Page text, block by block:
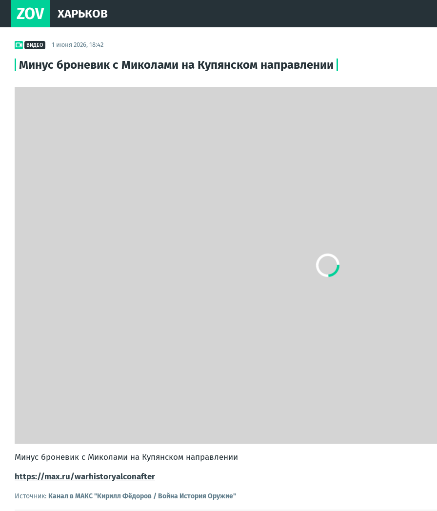
ZOV ХАРЬКОВ
ВИДЕО 1 июня 2026, 18:42
Минус броневик с Миколами на Купянском направлении
Минус броневик с Миколами на Купянском направлении
https://max.ru/warhistoryalconafter
Источник: Канал в МАКС "Кирилл Фёдоров / Война История Оружие"